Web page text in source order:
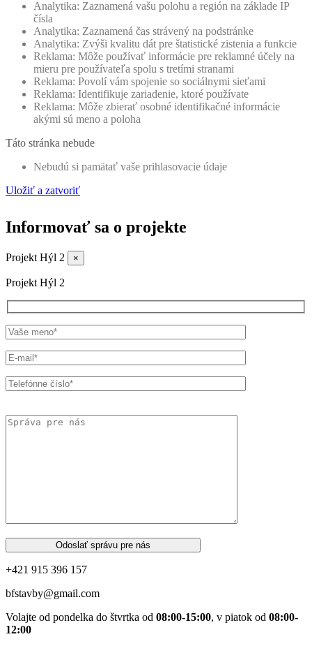
Analytika: Zaznamená vašu polohu a región na základe IP
čísla
Analytika: Zaznamená čas strávený na podstránke
Analytika: Zvýši kvalitu dát pre štatistické zistenia a funkcie
Reklama: Môže používať informácie pre reklamné účely na
mieru pre používateľa spolu s tretími stranami
Reklama: Povolí vám spojenie so sociálnymi sieťami
Reklama: Identifikuje zariadenie, ktoré používate
Reklama: Môže zbierať osobné identifikačné informácie
akými sú meno a poloha
Táto stránka nebude
Nebudú si pamätať vaše prihlasovacie údaje
Uložiť a zatvoriť
Informovať sa o projekte
Projekt Hýl 2 ×
Projekt Hýl 2
Odoslať správu pre nás
+421 915 396 157
bfstavby@gmail.com
Volajte od pondelka do štvrtka od 08:00-15:00, v piatok od 08:00-
12:00